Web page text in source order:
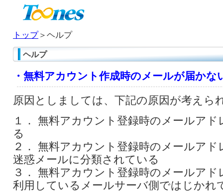
トップ＞ヘルプ
ヘルプ
・無料アカウント作成時のメールが届かな
原因としましては、下記の原因が考えら
１． 無料アカウント登録時のメールア
る
２． 無料アカウント登録時のメールア
迷惑メールに分類されている
３． 無料アカウント登録時のメールア
利用しているメールサーバ側ではじかれ